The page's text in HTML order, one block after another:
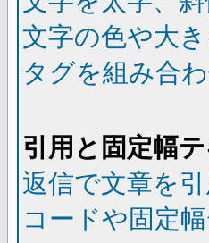
文字の色や大
タグを組み合
引用と固定幅
返信で文章を
コードや固定